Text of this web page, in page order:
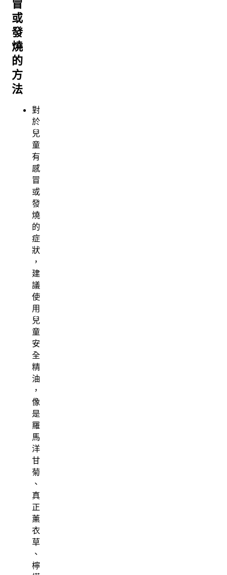
冒
或
發
燒
的
方
法
對
於
兒
童
有
感
冒
或
發
燒
的
症
狀
，
建
議
使
用
兒
童
安
全
精
油
，
像
是
羅
馬
洋
甘
菊
、
真
正
薰
衣
草
、
檸